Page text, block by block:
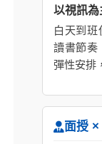
以視訊為
白天到
讀書節奏
彈性安排
面授